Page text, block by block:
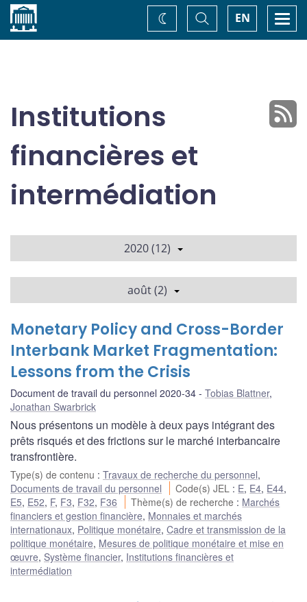
Accueil EN
Basculer
la
recherche
Changez
de
Institutions
financières et
intermédiation
2020 (12)
août (2)
Monetary Policy and Cross-Border
Interbank Market Fragmentation:
Lessons from the Crisis
Document de travail du personnel 2020-34 Tobias Blattner,
Jonathan Swarbrick
Nous présentons un modèle à deux pays intégrant des
prêts risqués et des frictions sur le marché interbancaire
transfrontière.
Type(s) de contenu : Travaux de recherche du personnel,
Documents de travail du personnel
Code(s) JEL : E, E4, E44,
E5, E52, F, F3, F32, F36 Thème(s) de recherche : Marchés
financiers et gestion financière, Monnaies et marchés
internationaux, Politique monétaire, Cadre et transmission de la
politique monétaire, Mesures de politique monétaire et mise en
œuvre, Système financier, Institutions financières et
intermédiation